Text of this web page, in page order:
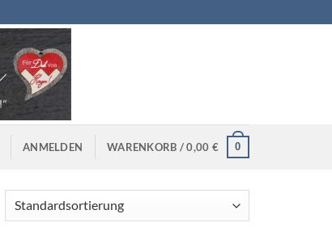
ANMELDEN WARENKORB /0,00 € 0